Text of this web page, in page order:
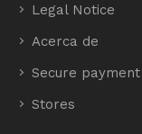
Legal Notice
Acerca de
Secure payment
Stores